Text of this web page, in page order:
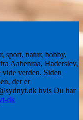
sport, natur, hobby,
Aabenraa, Haderslev,
verden. Siden
der er
hvis Du har
dk